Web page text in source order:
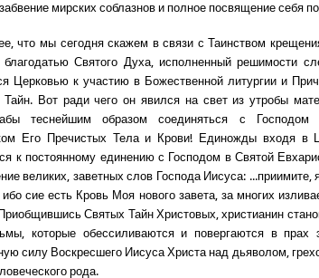
мирских соблазнов и полное посвящение себя
что мы сегодня скажем в связи с Таинством
благодатью Святого Духа, исполненный решимости
Церковью к участию в Божественной литургии и
Тайн. Вот ради чего он явился на свет из утробы
теснейшим образом соединяться с Господом
Его Пречистых Тела и Крови! Единожды входя в
к постоянному единению с Господом в Святой
великих, заветных слов Господа Иисуса: ...приимите,
ибо сие есть Кровь Моя нового завета, за многих
Святых Тайн Христовых, христианин
которые обессиливаются и повергаются в прах
силу Воскресшего Иисуса Христа над дьяволом,
рода.